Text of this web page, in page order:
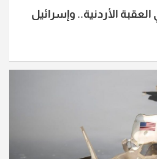
الأردنية.. وإسرائيل